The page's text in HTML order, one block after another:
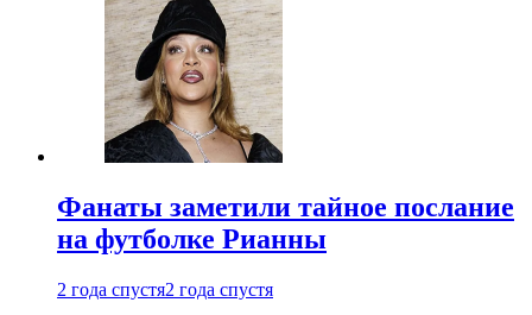
Фанаты заметили тайное послание
на футболке Рианны
2 года спустя2 года спустя